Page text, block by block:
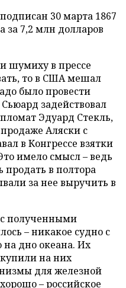
30 марта 1867
за 7,2 млн долларов
шумиху в прессе
то в США мешал
было провести
задействовал
Эдуард Стекль,
Аляски с
в Конгрессе взятки
имело смысл – ведь
продать в полтора
за нее выручить в
полученными
– никакое судно с
дно океана. Их
на них
для железной
– российское